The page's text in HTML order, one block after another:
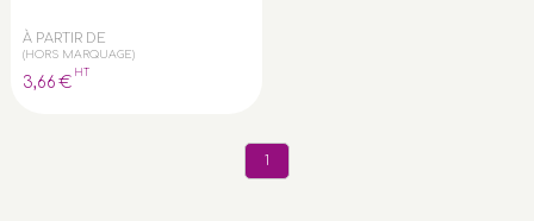
À PARTIR DE
(HORS MARQUAGE)
3,66 €
HT
1